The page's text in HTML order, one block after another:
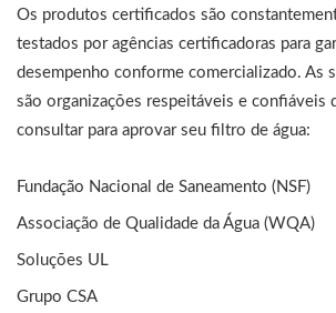
Os produtos certificados são
testados por agências certificadoras para
desempenho conforme comercializado. As
são organizações respeitáveis ​​e confiáveis
consultar para aprovar seu filtro de água:
Fundação Nacional de Saneamento (NSF)
Associação de Qualidade da Água (WQA)
Soluções UL
Grupo CSA